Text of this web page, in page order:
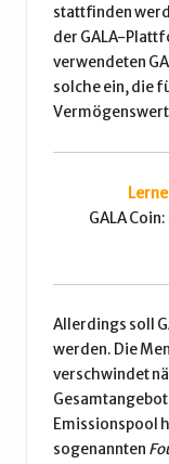
stattfinden
der GALA-
verwendeten
solche ein, die
GALA
Allerdings soll
werden. Die
verschwindet
Emissionspool
sogenannten